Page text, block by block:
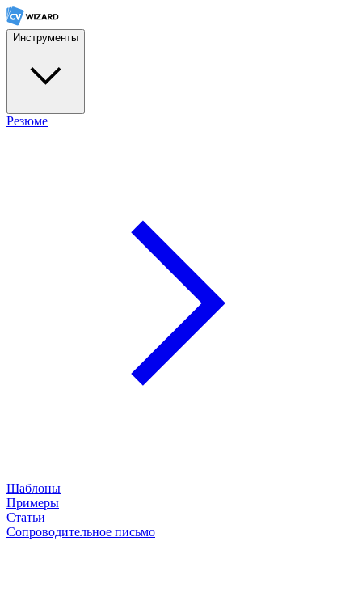
Инструменты
Pезюме
Шаблоны
Примеры
Статьи
Cопроводительное письмо